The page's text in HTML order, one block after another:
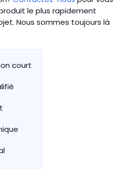
le plus rapidement
Nous sommes toujours là
court